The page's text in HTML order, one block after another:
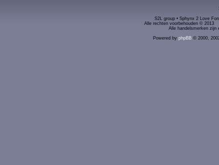
S2L group • Sphynx 2 Love
Alle rechten voorbehouden ©
Alle handelsmerken zijn
Powered by phpBB© 2000,